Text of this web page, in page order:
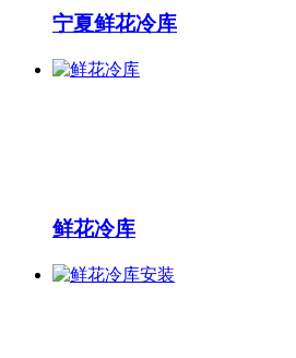
宁夏鲜花冷库
鲜花冷库